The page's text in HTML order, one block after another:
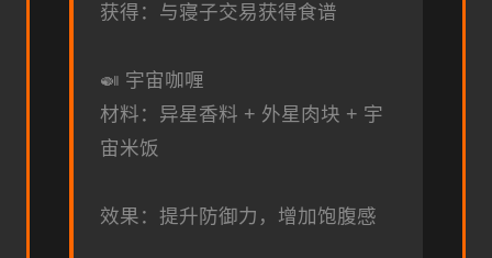
获得：与寝子交易获得食谱
🍛 宇宙咖喱
材料：异星香料 + 外星肉块 + 宇
宙米饭
效果：提升防御力，增加饱腹感